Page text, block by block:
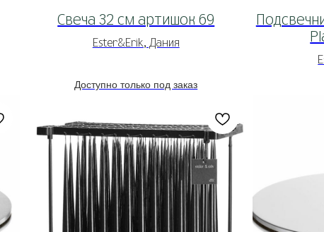
Свеча 32 см артишок 69
Ester&Erik, Дания